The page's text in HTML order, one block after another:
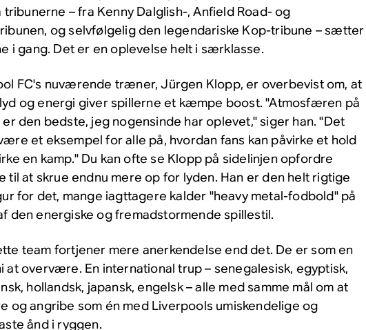
tribunerne – fra Kenny Dalglish-, Anfield Road- og
og selvfølgelig den legendariske Kop-tribune – sætter
i gang. Det er en oplevelse helt i særklasse.
FC's nuværende træner, Jürgen Klopp, er overbevist om, at
og energi giver spillerne et kæmpe boost. "Atmosfæren på
den bedste, jeg nogensinde har oplevet," siger han. "Det
et eksempel for alle på, hvordan fans kan påvirke et hold
en kamp." Du kan ofte se Klopp på sidelinjen opfordre
til at skrue endnu mere op for lyden. Han er den helt rigtige
for det, mange iagttagere kalder "heavy metal-fodbold" på
den energiske og fremadstormende spillestil.
team fortjener mere anerkendelse end det. De er som en
at overvære. En international trup – senegalesisk, egyptisk,
hollandsk, japansk, engelsk – alle med samme mål om at
og angribe som én med Liverpools umiskendelige og
ånd i ryggen.